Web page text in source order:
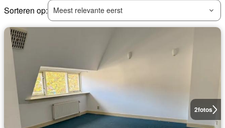
Sorteren op:
Meest relevante eerst
2fotos